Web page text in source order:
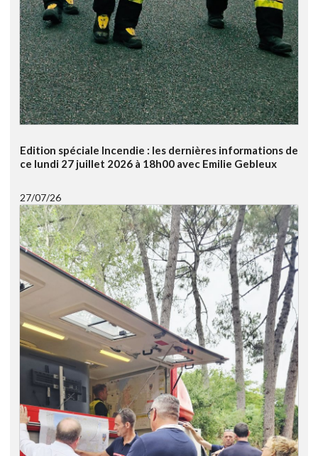
Edition spéciale Incendie : les dernières informations de
ce lundi 27 juillet 2026 à 18h00 avec Emilie Gebleux
27/07/26